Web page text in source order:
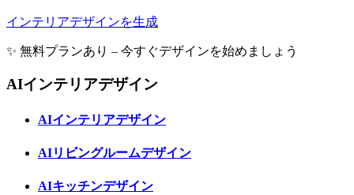
インテリアデザインを生成
✨ 無料プランあり – 今すぐデザインを始めましょう
AIインテリアデザイン
AIインテリアデザイン
AIリビングルームデザイン
AIキッチンデザイン